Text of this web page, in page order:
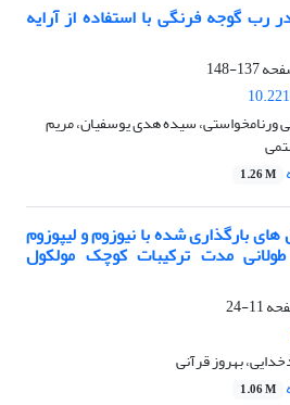
گوجه فرنگی با استفاده از آرایه
137-148
سیده هدی یوسفیان، مریم
1.26 M
بارگذارى شده با نیوزوم و لیپوزوم
مدت ترکیبات کوچک مولکول
11-24
بهروز قرآنی
1.06 M